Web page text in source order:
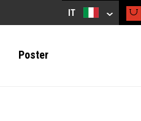
IT
Poster